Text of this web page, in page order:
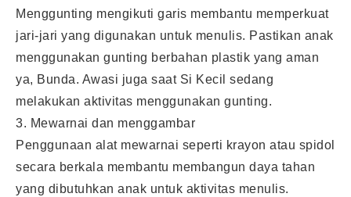
Menggunting mengikuti garis membantu memperkuat
jari-jari yang digunakan untuk menulis. Pastikan anak
menggunakan gunting berbahan plastik yang aman
ya, Bunda. Awasi juga saat Si Kecil sedang
melakukan aktivitas menggunakan gunting.
3. Mewarnai dan menggambar
Penggunaan alat mewarnai seperti krayon atau spidol
secara berkala membantu membangun daya tahan
yang dibutuhkan anak untuk aktivitas menulis.